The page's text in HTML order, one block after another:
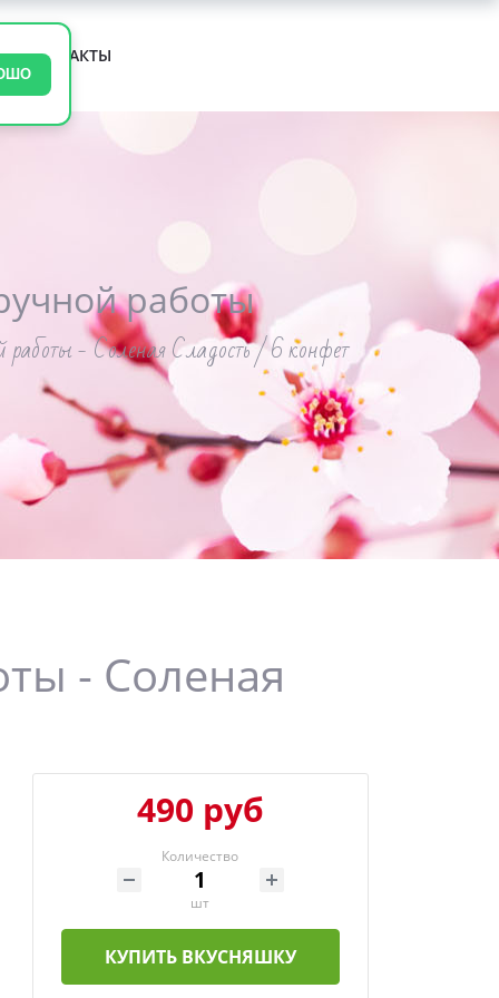
КОНТАКТЫ
работы
- Соленая Сладость / 6 конфет
- Соленая
490 руб
Количество
шт
КУПИТЬ ВКУСНЯШКУ